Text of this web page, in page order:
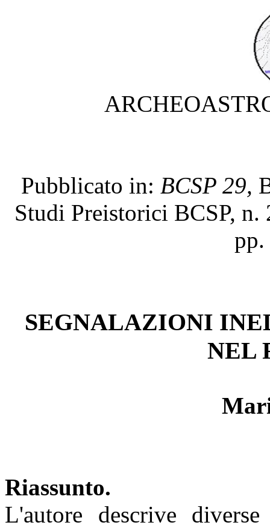
Pubblicato in: BCSP 29,
Studi Preistorici BCSP,
pp.
SEGNALAZIONI
NEL
Riassunto.
L'autore descrive